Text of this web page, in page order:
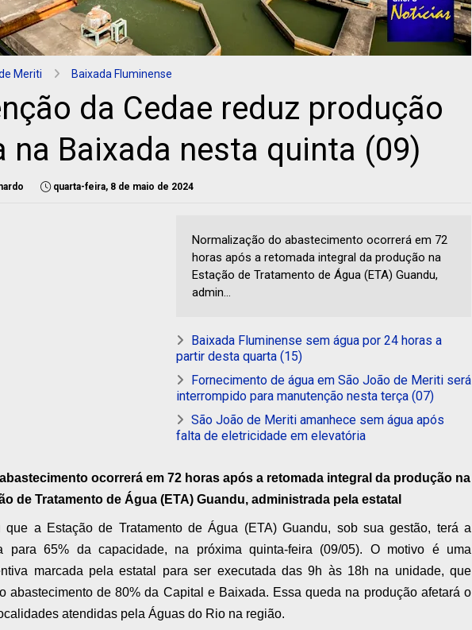
Meriti Baixada Fluminense
da Cedae reduz produção
na Baixada nesta quinta (09)
quarta-feira, 8 de maio de 2024
Normalização do abastecimento ocorrerá em 72
horas após a retomada integral da produção na
Estação de Tratamento de Água (ETA) Guandu,
admin...
Baixada Fluminense sem água por 24 horas a
partir desta quarta (15)
Fornecimento de água em São João de Meriti será
interrompido para manutenção nesta terça (07)
São João de Meriti amanhece sem água após
falta de eletricidade em elevatória
ocorrerá em 72 horas após a retomada integral da produção na
de Tratamento de Água (ETA) Guandu, administrada pela estatal
que a Estação de Tratamento de Água (ETA) Guandu, sob sua gestão, terá a
para 65% da capacidade, na próxima quinta-feira (09/05). O motivo é uma
marcada pela estatal para ser executada das 9h às 18h na unidade, que
abastecimento de 80% da Capital e Baixada. Essa queda na produção afetará o
atendidas pela Águas do Rio na região.